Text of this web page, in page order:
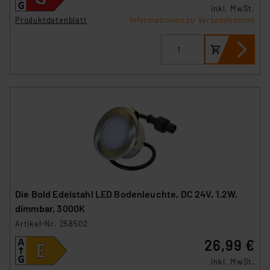
Link „Cookie Einstellungen“ anpassen oder widerrufen.
Weiterverarbeitung dieser Daten zur Auswertung und
Analyse bis zum Zeitpunkt des Widerrufs bleibt hiervon
„Einige Drittanbieter verarbeiten personenbezogene
Daten in den USA. Ihre Einwilligung zur Einbindung von
Cookies dieser Drittanbieter umfasst daher ggf. auch
(1) lit. a DSGVO. Nähere Infos zu diesen Drittanbietern
und zu der jeweiligen Datenübermittlung erhalten Sie in
Angemessenheitsbeschluss der EU. Dies bedeutet,
dass die USA als Land mit unzureichendem
Produktdatenblatt
inkl. MwSt.
Informationen zu Versandkosten
Die Bold Edelstahl LED Bodenleuchte, DC 24V, 1.2W,
dimmbar, 3000K
Artikel-Nr. 258502
26,99 €
inkl. MwSt.